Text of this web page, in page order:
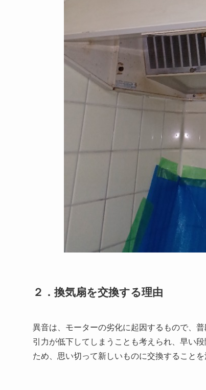
２．換気扇を交換する理由
異音は、モーターの劣化に起因するもので、
引力が低下してしまうことも考えられ、早い
ため、思い切って新しいものに交換することを